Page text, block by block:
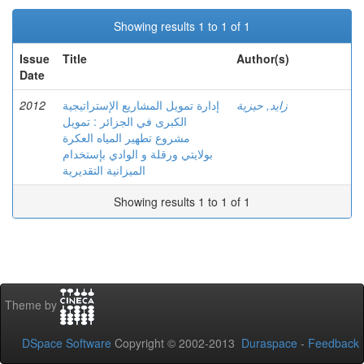
Showing results 1 to 1 of 1
Issue
Date
Title Author(s)
2012
إدارة تمويل المشاريع الإستراتيجية
الكبرى في الجزائر : تمويل
مشروع تطهير المياه العكرة
بولايتي ورقلة و الوادي بإستخدام
الميزانية التقديرية
زايد, حيزية
Showing results 1 to 1 of 1
Theme by
DSpace Software Copyright © 2002-2013 Duraspace - Feedback